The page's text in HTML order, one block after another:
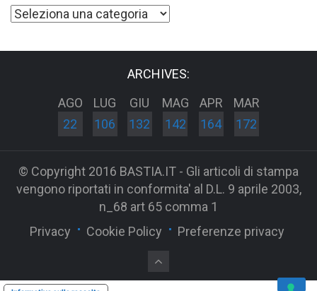
Categorie
ARCHIVES:
AGO
22
LUG
106
GIU
132
MAG
142
APR
164
MAR
172
© Copyright 2016 BASTIA.IT - Gli articoli di stampa
vengono riportati in conformita' al D.L. 9 aprile 2003,
n_68 art 65 comma 1
Privacy
Cookie Policy Preferenze privacy